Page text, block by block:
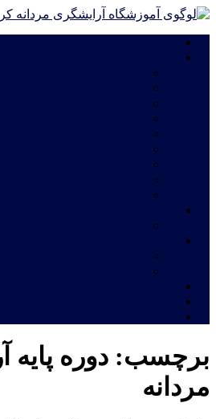
برچسب: دوره
مردانه